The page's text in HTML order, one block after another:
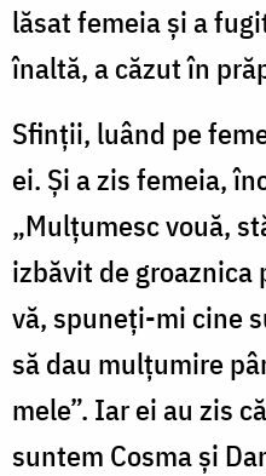
lăsat femeia și a
înaltă, a căzut în
Sfinții, luând pe
ei. Și a zis femeia,
„Mulțumesc vouă,
izbăvit de groaznica
vă, spuneți-mi cine
să dau mulțumire
mele”. Iar ei au zis
suntem Cosma și